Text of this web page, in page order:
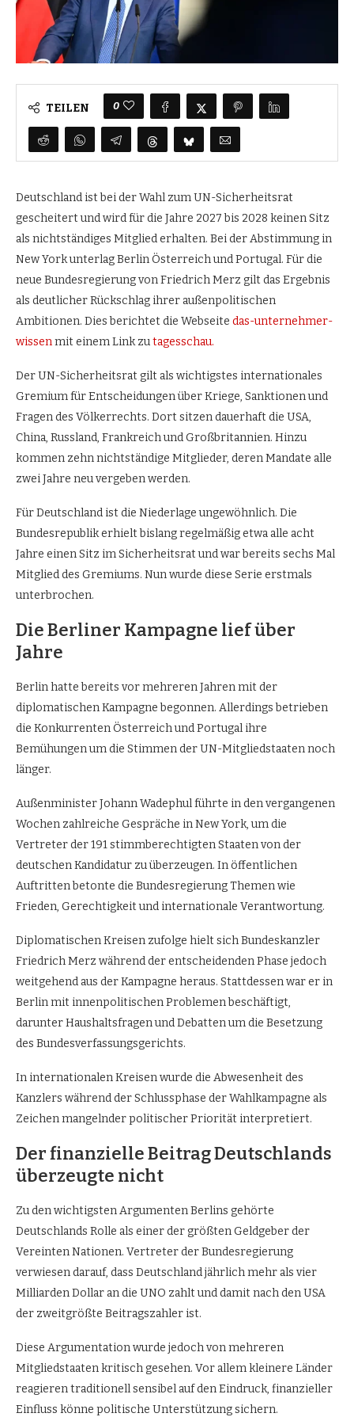
TEILEN 0
Deutschland ist bei der Wahl zum UN-Sicherheitsrat
gescheitert und wird für die Jahre 2027 bis 2028 keinen Sitz
als nichtständiges Mitglied erhalten. Bei der Abstimmung in
New York unterlag Berlin Österreich und Portugal. Für die
neue Bundesregierung von Friedrich Merz gilt das Ergebnis
als deutlicher Rückschlag ihrer außenpolitischen
Ambitionen. Dies berichtet die Webseite das-unternehmer-
wissenmit einem Link zutagesschau.
Der UN-Sicherheitsrat gilt als wichtigstes internationales
Gremium für Entscheidungen über Kriege, Sanktionen und
Fragen des Völkerrechts. Dort sitzen dauerhaft die USA,
China, Russland, Frankreich und Großbritannien. Hinzu
kommen zehn nichtständige Mitglieder, deren Mandate alle
zwei Jahre neu vergeben werden.
Für Deutschland ist die Niederlage ungewöhnlich. Die
Bundesrepublik erhielt bislang regelmäßig etwa alle acht
Jahre einen Sitz im Sicherheitsrat und war bereits sechs Mal
Mitglied des Gremiums. Nun wurde diese Serie erstmals
unterbrochen.
Die Berliner Kampagne lief über
Jahre
Berlin hatte bereits vor mehreren Jahren mit der
diplomatischen Kampagne begonnen. Allerdings betrieben
die Konkurrenten Österreich und Portugal ihre
Bemühungen um die Stimmen der UN-Mitgliedstaaten noch
länger.
Außenminister Johann Wadephul führte in den vergangenen
Wochen zahlreiche Gespräche in New York, um die
Vertreter der 191 stimmberechtigten Staaten von der
deutschen Kandidatur zu überzeugen. In öffentlichen
Auftritten betonte die Bundesregierung Themen wie
Frieden, Gerechtigkeit und internationale Verantwortung.
Diplomatischen Kreisen zufolge hielt sich Bundeskanzler
Friedrich Merz während der entscheidenden Phase jedoch
weitgehend aus der Kampagne heraus. Stattdessen war er in
Berlin mit innenpolitischen Problemen beschäftigt,
darunter Haushaltsfragen und Debatten um die Besetzung
des Bundesverfassungsgerichts.
In internationalen Kreisen wurde die Abwesenheit des
Kanzlers während der Schlussphase der Wahlkampagne als
Zeichen mangelnder politischer Priorität interpretiert.
Der finanzielle Beitrag Deutschlands
überzeugte nicht
Zu den wichtigsten Argumenten Berlins gehörte
Deutschlands Rolle als einer der größten Geldgeber der
Vereinten Nationen. Vertreter der Bundesregierung
verwiesen darauf, dass Deutschland jährlich mehr als vier
Milliarden Dollar an die UNO zahlt und damit nach den USA
der zweitgrößte Beitragszahler ist.
Diese Argumentation wurde jedoch von mehreren
Mitgliedstaaten kritisch gesehen. Vor allem kleinere Länder
reagieren traditionell sensibel auf den Eindruck, finanzieller
Einfluss könne politische Unterstützung sichern.